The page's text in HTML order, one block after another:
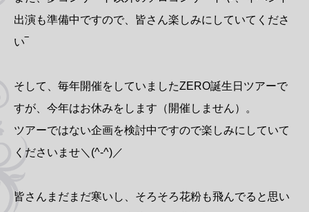
出演も準備中ですので、皆さん楽しみにしていてくださ
い‾
そして、毎年開催をしていましたZERO誕生日ツアーで
すが、今年はお休みをします（開催しません）。
ツアーではない企画を検討中ですので楽しみにしていて
くださいませ＼(^-^)／
皆さんまだまだ寒いし、そろそろ花粉も飛んでると思い